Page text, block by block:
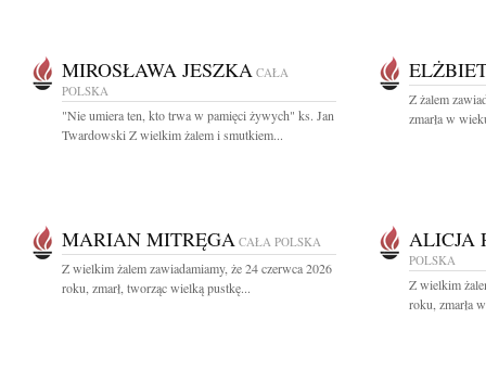
MIROSŁAWA JESZKA CAŁA
POLSKA
"Nie umiera ten, kto trwa w pamięci żywych" ks. Jan
Twardowski Z wielkim żalem i smutkiem...
Z żalem
zmarła w
MARIAN MITRĘGA CAŁA POLSKA
Z wielkim żalem zawiadamiamy, że 24 czerwca 2026
roku, zmarł, tworząc wielką pustkę...
ALICJA
POLSKA
Z wielkim
roku, zmarła